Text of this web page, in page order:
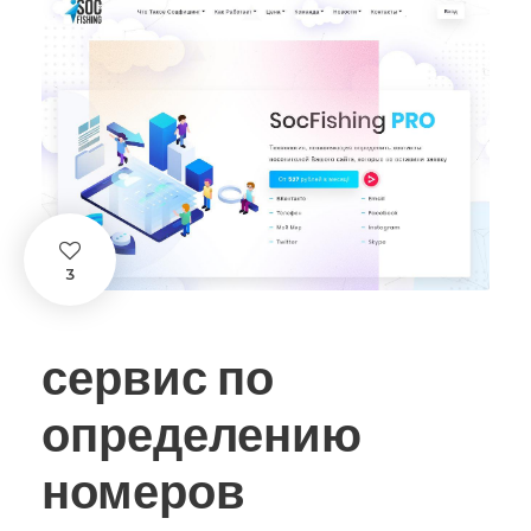
3
сервис по
определению
номеров